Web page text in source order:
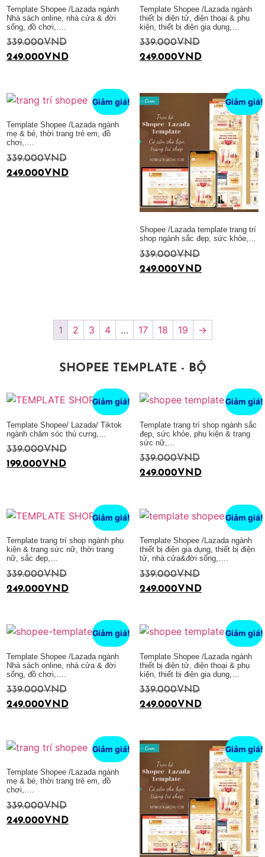
Template Shopee /Lazada ngành
Nhà sách online, nhà cửa & đời
sống, đồ chơi,….
339.000VND
249.000VND
Template Shopee /Lazada ngành
thiết bị điện tử, điện thoại & phụ
kiện, thiết bị điện gia dụng,…
339.000VND
249.000VND
Giảm giá!
Template Shopee /Lazada ngành
mẹ & bé, thời trang trẻ em, đồ
chơi,….
339.000VND
249.000VND
Giảm giá!
Shopee /Lazada template trang trí
shop ngành sắc đẹp, sức khỏe,…
339.000VND
249.000VND
1 2 3 4 … 17 18 19 →
SHOPEE TEMPLATE - BỘ
Giảm giá!
Template Shopee/ Lazada/ Tiktok
ngành chăm sóc thú cưng,…
339.000VND
199.000VND
Giảm giá!
Template trang trí shop ngành sắc
đẹp, sức khỏe, phụ kiện & trang
sức nữ,…
339.000VND
249.000VND
Giảm giá!
Template trang trí shop ngành phụ
kiện & trang sức nữ, thời trang
nữ, sắc đẹp,…
339.000VND
249.000VND
Giảm giá!
Template Shopee /Lazada ngành
thiết bị điện gia dụng, thiết bị điện
tử, nhà cửa&đời sống,….
339.000VND
249.000VND
Giảm giá!
Template Shopee /Lazada ngành
Nhà sách online, nhà cửa & đời
sống, đồ chơi,….
339.000VND
249.000VND
Giảm giá!
Template Shopee /Lazada ngành
thiết bị điện tử, điện thoại & phụ
kiện, thiết bị điện gia dụng,…
339.000VND
249.000VND
Giảm giá!
Template Shopee /Lazada ngành
mẹ & bé, thời trang trẻ em, đồ
chơi,….
339.000VND
249.000VND
Giảm giá!